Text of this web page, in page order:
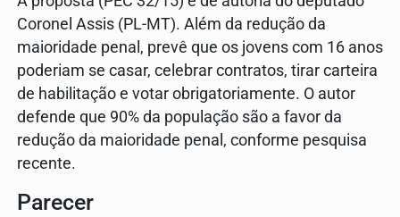
Coronel Assis (PL-MT). Além da redução da
maioridade penal, prevê que os jovens com 16 anos
poderiam se casar, celebrar contratos, tirar carteira
de habilitação e votar obrigatoriamente. O autor
defende que 90% da população são a favor da
redução da maioridade penal, conforme pesquisa
recente.
Parecer